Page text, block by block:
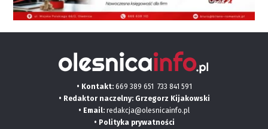
• Kontakt: 669 389 651 733 841 591
• Redaktor naczelny: Grzegorz Kijakowski
• Email: redakcja@olesnicainfo.pl
• Polityka prywatności